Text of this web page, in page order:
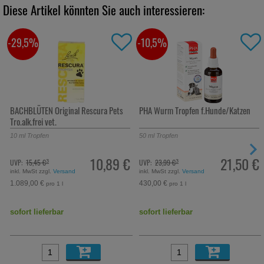
Diese Artikel könnten Sie auch interessieren:
BACHBLÜTEN Original Rescura Pets
Tro.alk.frei vet.
10 ml Tropfen
10,89 €
UVP: 15,45 €³
inkl. MwSt zzgl.Versand
1.089,00 € pro 1 l
-29,5%
sofort lieferbar
PHA Wurm Tropfen f.Hunde/Katzen
50 ml Tropfen
21,50 €
UVP: 23,99 €³
inkl. MwSt zzgl.Versand
430,00 € pro 1 l
-10,5%
sofort lieferbar